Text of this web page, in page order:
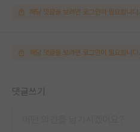
해당 댓글을 보려면 로그인이 필요합니다.
해당 댓글을 보려면 로그인이 필요합니다.
댓글쓰기